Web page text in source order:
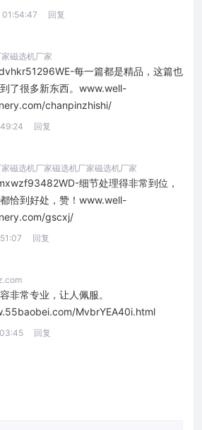
回复
磁选机厂家
每一篇都是精品，这篇也
了很多新东西。www.well-
chanpinzhishi/
回复
磁选机厂家磁选机厂家磁选机厂家
细节处理得非常到位，
恰到好处，赞！www.well-
gscxj/
回复
非常专业，让人佩服。
MvbrYEA40i.html
回复